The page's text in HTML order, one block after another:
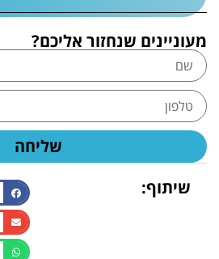
מעוניינים שנחזור אליכם?
שליחה
שיתוף: